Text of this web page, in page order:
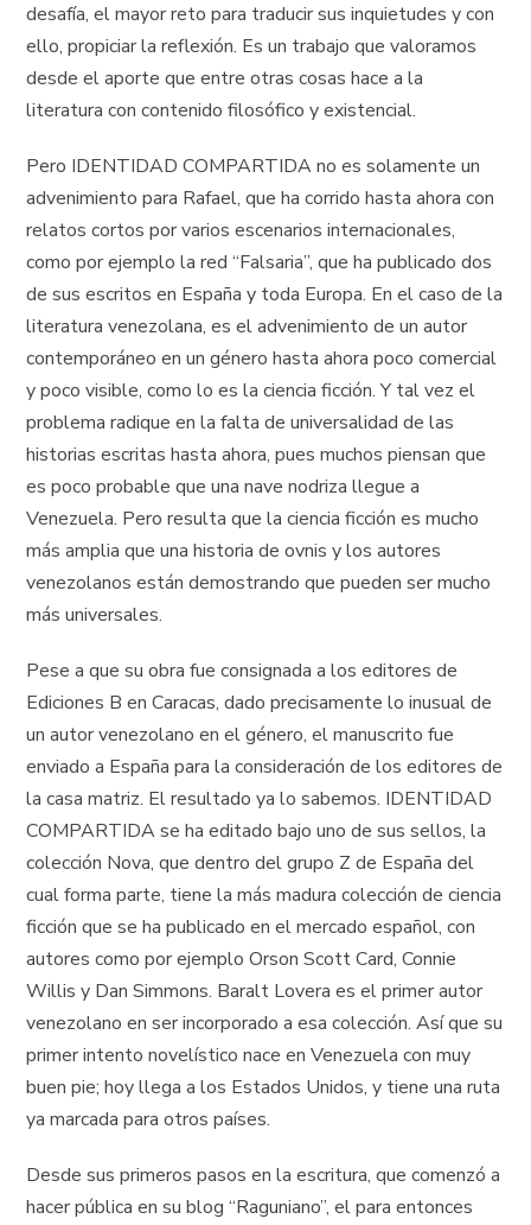
desafía, el mayor reto para traducir sus inquietudes y con
ello, propiciar la reflexión. Es un trabajo que valoramos
desde el aporte que entre otras cosas hace a la
literatura con contenido filosófico y existencial.
Pero IDENTIDAD COMPARTIDA no es solamente un
advenimiento para Rafael, que ha corrido hasta ahora con
relatos cortos por varios escenarios internacionales,
como por ejemplo la red “Falsaria”, que ha publicado dos
de sus escritos en España y toda Europa. En el caso de la
literatura venezolana, es el advenimiento de un autor
contemporáneo en un género hasta ahora poco comercial
y poco visible, como lo es la ciencia ficción. Y tal vez el
problema radique en la falta de universalidad de las
historias escritas hasta ahora, pues muchos piensan que
es poco probable que una nave nodriza llegue a
Venezuela. Pero resulta que la ciencia ficción es mucho
más amplia que una historia de ovnis y los autores
venezolanos están demostrando que pueden ser mucho
más universales.
Pese a que su obra fue consignada a los editores de
Ediciones B en Caracas, dado precisamente lo inusual de
un autor venezolano en el género, el manuscrito fue
enviado a España para la consideración de los editores de
la casa matriz. El resultado ya lo sabemos. IDENTIDAD
COMPARTIDA se ha editado bajo uno de sus sellos, la
colección Nova, que dentro del grupo Z de España del
cual forma parte, tiene la más madura colección de ciencia
ficción que se ha publicado en el mercado español, con
autores como por ejemplo Orson Scott Card, Connie
Willis y Dan Simmons. Baralt Lovera es el primer autor
venezolano en ser incorporado a esa colección. Así que su
primer intento novelístico nace en Venezuela con muy
buen pie; hoy llega a los Estados Unidos, y tiene una ruta
ya marcada para otros países.
Desde sus primeros pasos en la escritura, que comenzó a
hacer pública en su blog “Raguniano”, el para entonces